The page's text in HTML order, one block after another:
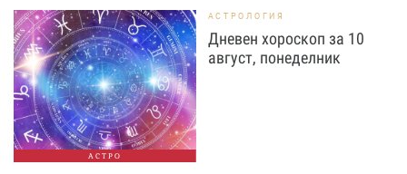
АСТРО
АСТРОЛОГИЯ
Дневен хороскоп за 10
август, понеделник